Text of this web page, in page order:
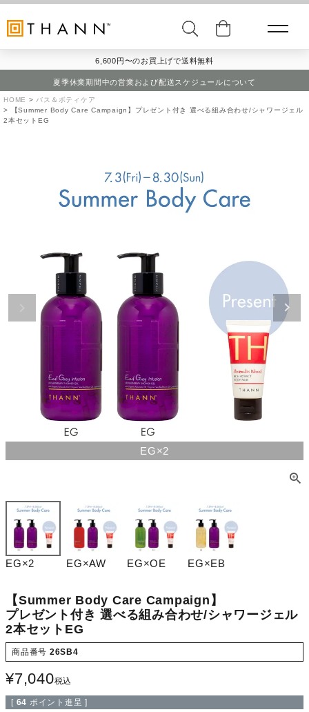
6,600円〜のお買上げで送料無料
夏季休業期間中の営業および配送スケジュールについて
HOME
バス＆ボティケア
【Summer Body Care Campaign】プレゼント付き 選べる組み合わせ/シャワージェル
2本セットEG
EG×2
EG×2 EG×AW EG×OE EG×EB
【Summer Body Care Campaign】
プレゼント付き 選べる組み合わせ/シャワージェル
2本セットEG
商品番号 26SB4
¥7,040税込
[ 64 ポイント進呈 ]